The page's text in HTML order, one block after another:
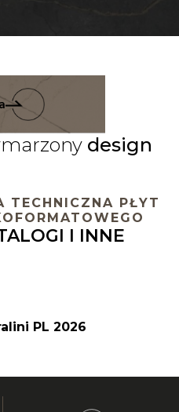
design
TECHNICZNA PŁYT
I INNE
PL 2026